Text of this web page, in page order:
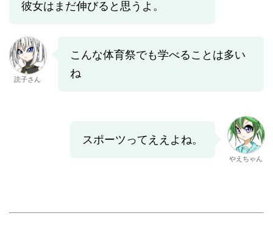
彼女はまだ伸びると思うよ。
読子さん
こんな体育祭でも学べることは多い
ね
スポーツってええよね。
やえちゃん